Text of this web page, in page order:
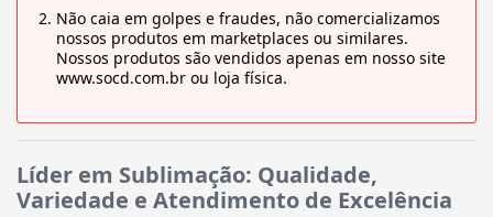
Não caia em golpes e fraudes, não comercializamos
nossos produtos em marketplaces ou similares.
Nossos produtos são vendidos apenas em nosso site
www.socd.com.br ou loja física.
Líder em Sublimação: Qualidade,
Variedade e Atendimento de Excelência